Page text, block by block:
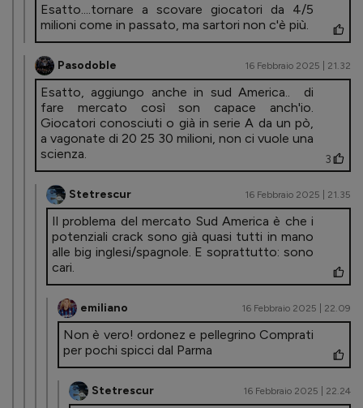
Esatto....tornare a scovare giocatori da 4/5
milioni come in passato, ma sartori non c'è più.
Pasodoble 16 Febbraio 2025 | 21.32
Esatto, aggiungo anche in sud America.. di
fare mercato così son capace anch'io.
Giocatori conosciuti o già in serie A da un pò,
a vagonate di 20 25 30 milioni, non ci vuole una
scienza.
3
Stetrescur 16 Febbraio 2025 | 21.35
Il problema del mercato Sud America è che i
potenziali crack sono già quasi tutti in mano
alle big inglesi/spagnole. E soprattutto: sono
cari.
emiliano 16 Febbraio 2025 | 22.09
Non è vero! ordonez e pellegrino Comprati
per pochi spicci dal Parma
Stetrescur 16 Febbraio 2025 | 22.24